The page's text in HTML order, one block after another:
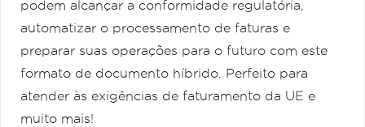
podem alcançar a conformidade regulatória,
automatizar o processamento de faturas e
preparar suas operações para o futuro com este
formato de documento híbrido. Perfeito para
atender às exigências de faturamento da UE e
muito mais!